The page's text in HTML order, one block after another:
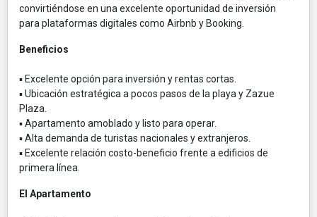
convirtiéndose en una excelente oportunidad de inversión
para plataformas digitales como Airbnb y Booking.
Beneficios
▪ Excelente opción para inversión y rentas cortas.
▪ Ubicación estratégica a pocos pasos de la playa y Zazue
Plaza.
▪ Apartamento amoblado y listo para operar.
▪ Alta demanda de turistas nacionales y extranjeros.
▪ Excelente relación costo-beneficio frente a edificios de
primera línea.
El Apartamento